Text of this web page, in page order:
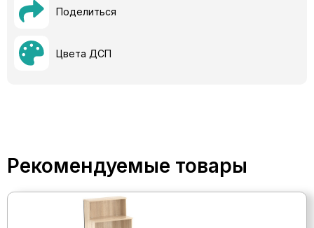
Поделиться
Цвета ДСП
Рекомендуемые товары